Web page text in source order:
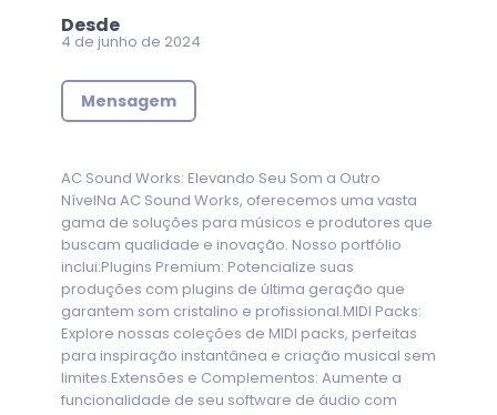
Desde
4 de junho de 2024
Mensagem
AC Sound Works: Elevando Seu Som a Outro
NívelNa AC Sound Works, oferecemos uma vasta
gama de soluções para músicos e produtores que
buscam qualidade e inovação. Nosso portfólio
inclui:Plugins Premium: Potencialize suas
produções com plugins de última geração que
garantem som cristalino e profissional.MIDI Packs:
Explore nossas coleções de MIDI packs, perfeitas
para inspiração instantânea e criação musical sem
limites.Extensões e Complementos: Aumente a
funcionalidade de seu software de áudio com